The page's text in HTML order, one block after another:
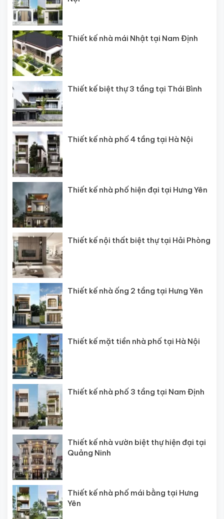
Thiết kế nhà mái Nhật tại Nam Định
Thiết kế biệt thự 3 tầng tại Thái Bình
Thiết kế nhà phố 4 tầng tại Hà Nội
Thiết kế nhà phố hiện đại tại Hưng Yên
Thiết kế nội thất biệt thự tại Hải Phòng
Thiết kế nhà ống 2 tầng tại Hưng Yên
Thiết kế mặt tiền nhà phố tại Hà Nội
Thiết kế nhà phố 3 tầng tại Nam Định
Thiết kế nhà vườn biệt thự hiện đại tại
Quảng Ninh
Thiết kế nhà phố mái bằng tại Hưng
Yên